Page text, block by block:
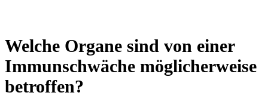
Welche Organe sind von einer
Immunschwäche möglicherweise
betroffen?